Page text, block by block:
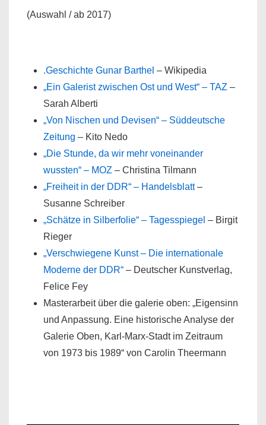
(Auswahl / ab 2017)
.Geschichte Gunar Barthel – Wikipedia
„Ein Galerist zwischen Ost und West“ – TAZ –
Sarah Alberti
„Von Nischen und Devisen“ – Süddeutsche
Zeitung – Kito Nedo
„Die Stunde, da wir mehr voneinander
wussten“ – MOZ – Christina Tilmann
„Freiheit in der DDR“ – Handelsblatt–
Susanne Schreiber
„Schätze in Silberfolie“ – Tagesspiegel – Birgit
Rieger
„Verschwiegene Kunst – Die internationale
Moderne der DDR“ – Deutscher Kunstverlag,
Felice Fey
Masterarbeit über die galerie oben: „Eigensinn
und Anpassung. Eine historische Analyse der
Galerie Oben, Karl-Marx-Stadt im Zeitraum
von 1973 bis 1989“ von Carolin Theermann